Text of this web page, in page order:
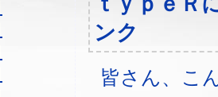
ンク
皆さん、こ